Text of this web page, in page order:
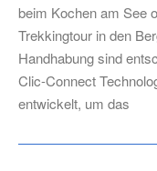
beim Kochen am See
Trekkingtour in den
Handhabung sind
Clic-Connect
entwickelt, um das